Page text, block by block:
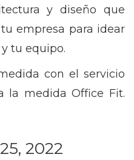
y diseño que
empresa para idear
tu equipo.
con el servicio
la medida Office Fit.
2022